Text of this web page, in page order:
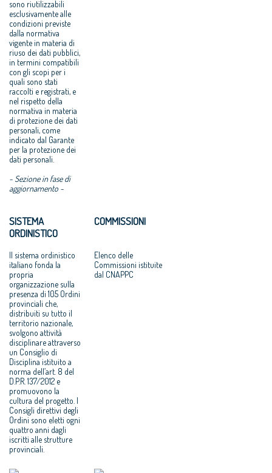
sono riutilizzabili
esclusivamente alle
condizioni previste
dalla normativa
vigente in materia di
riuso dei dati pubblici,
in termini compatibili
con gli scopi per i
quali sono stati
raccolti e registrati, e
nel rispetto della
normativa in materia
di protezione dei dati
personali, come
indicato dal Garante
per la protezione dei
dati personali.
- Sezione in fase di
aggiornamento -
SISTEMA
ORDINISTICO
Il sistema ordinistico
italiano fonda la
propria
organizzazione sulla
presenza di 105 Ordini
provinciali che,
distribuiti su tutto il
territorio nazionale,
svolgono attività
disciplinare attraverso
un Consiglio di
Disciplina istituito a
norma dell’art. 8 del
D.P.R. 137/2012 e
promuovono la
cultura del progetto. I
Consigli direttivi degli
Ordini sono eletti ogni
quattro anni dagli
iscritti alle strutture
provinciali.
COMMISSIONI
Elenco delle
Commissioni istituite
dal CNAPPC